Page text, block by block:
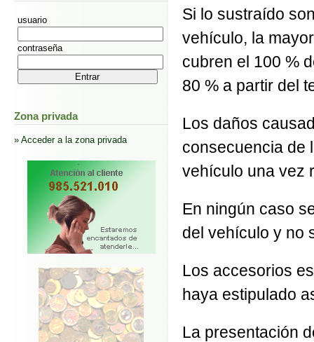
usuario
contraseña
Zona privada
» Acceder a la zona privada
Si lo sustraído
vehículo, la
cubren el 100 %
80 % a partir del
Los daños
consecuencia de
vehículo una vez
En ningún caso
del vehículo y no
Los accesorios
haya estipulado
La presentación